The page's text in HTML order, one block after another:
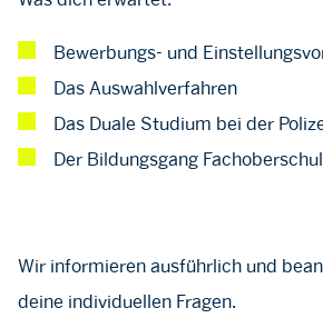
Bewerbungs- und
Das Auswahlverfahren
Das Duale Studium bei der
Der Bildungsgang
Wir informieren ausführlich und
deine individuellen Fragen.